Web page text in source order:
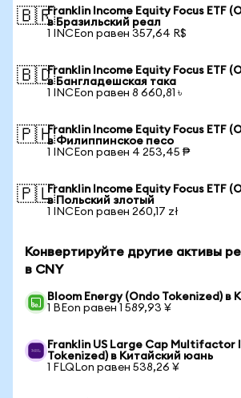
🇧🇷Franklin Income Equity Focus ETF
в Бразильский реал
1 INCEon равен 357,64 R$
🇧🇩Franklin Income Equity Focus ETF
в Бангладешская така
1 INCEon равен 8 660,81 ৳
🇵🇭Franklin Income Equity Focus ETF
в Филиппинское песо
1 INCEon равен 4 253,45 ₱
🇵🇱Franklin Income Equity Focus ETF
в Польский злотый
1 INCEon равен 260,17 zł
Конвертируйте другие активы
в CNY
Bloom Energy (Ondo Tokenized) в
1 BEon равен 1 589,93 ¥
Franklin US Large Cap Multifactor
Tokenized) в Китайский юань
1 FLQLon равен 538,26 ¥